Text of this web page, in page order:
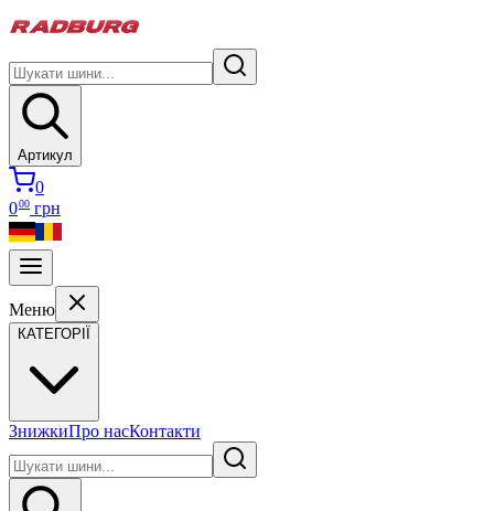
Артикул
0
000 грн
Меню
КАТЕГОРІЇ
ЗнижкиПро насКонтакти